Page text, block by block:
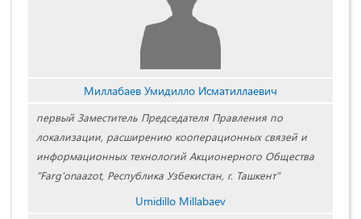
Миллабаев Умидилло Исматиллаевич
первый Заместитель Председателя Правления по
локализации, расширению кооперационных связей и
информационных технологий Акционерного Общества
"Farg'onaazot, Республика Узбекистан, г. Ташкент"
Umidillo Millabaev